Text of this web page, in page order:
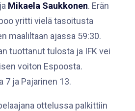
Mikaela Saukkonen. Erän
yritti vielä tasoitusta
maaliltaan ajassa 59:30.
tuottanut tulosta ja IFK vei
voiton Espoosta.
7 ja Pajarinen 13.
ottelussa palkittiin